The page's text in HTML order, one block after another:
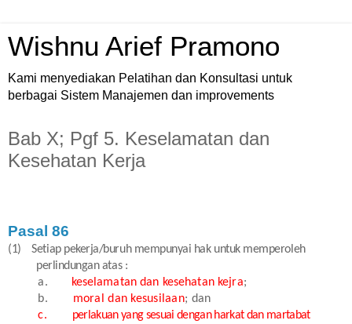
Wishnu Arief Pramono
Kami menyediakan Pelatihan dan Konsultasi untuk
berbagai Sistem Manajemen dan improvements
Bab X; Pgf 5. Keselamatan dan
Kesehatan Kerja
Pasal 86
(1)
Setiap pekerja/buruh mempunyai hak untuk memperoleh
perlindungan atas :
a.
keselamatan dan kesehatan kejra;
b.
moral dan kesusilaan; dan
c.
perlakuan yang sesuai dengan harkat dan martabat